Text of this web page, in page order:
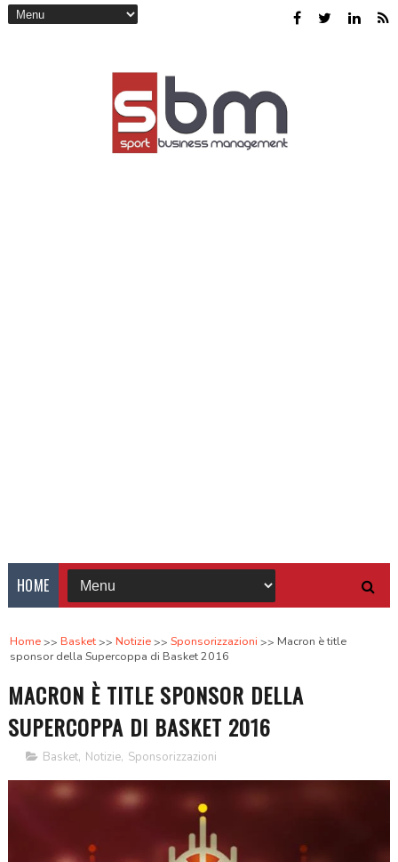
HOME
Home Basket Notizie Sponsorizzazioni
Macron è title
sponsor della Supercoppa di Basket 2016
MACRON È TITLE SPONSOR DELLA
SUPERCOPPA DI BASKET 2016
Basket, Notizie, Sponsorizzazioni